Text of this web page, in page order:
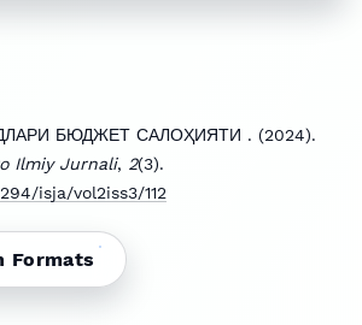
БЮДЖЕТ САЛОҲИЯТИ . (2024).
Ilmiy Jurnali, 2(3).
isja/vol2iss3/112
Formats